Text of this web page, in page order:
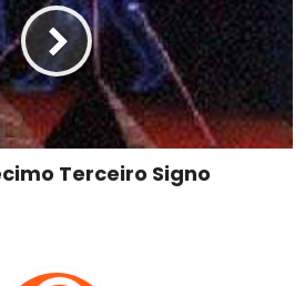
Terceiro Signo